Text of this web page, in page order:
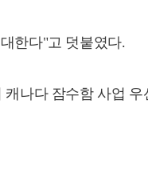
한다"고 덧붙였다.
나다 잠수함 사업